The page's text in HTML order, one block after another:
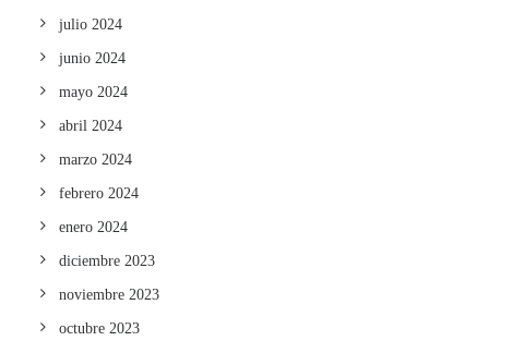
julio 2024
junio 2024
mayo 2024
abril 2024
marzo 2024
febrero 2024
enero 2024
diciembre 2023
noviembre 2023
octubre 2023